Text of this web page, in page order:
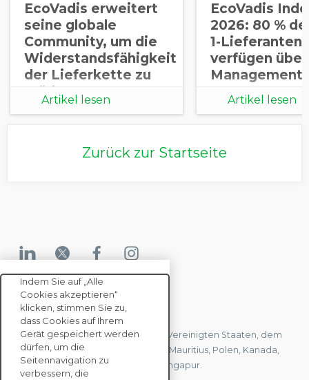
EcoVadis erweitert
seine globale
Community, um die
Widerstandsfähigkeit
der Lieferkette zu
stärken
Artikel lesen
EcoVadis
2026: 80 %
1-Lieferanten
verfügen
Artikel lesen
Zurück zur Startseite
KONTAKTIEREN SIE UNS
Wir haben Büros in Frankreich, den Vereinigten Staaten, dem
Vereinigten Königreich, Hongkong, Mauritius, Polen, Kanada,
Deutschland, Japan, Spanien und Singapur.
Indem Sie auf „Alle
Cookies akzeptieren“
klicken, stimmen Sie zu,
dass Cookies auf Ihrem
Gerät gespeichert werden
dürfen, um die
Seitennavigation zu
verbessern, die